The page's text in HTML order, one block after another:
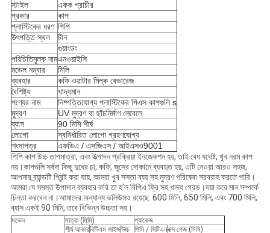
স্টাইল
একক প্রাচীর
প্রকার
কাপ
প্লাস্টিকের ধরণ পিপি
উৎপত্তি স্থল
চীন
গুয়াংডং
পরিচিতিমুলক নামএনওয়াইসি
মডেল নম্বার
মিলি
ব্যবহার
কফি ওয়াটার মিল্ক বেভারেজ
বৈশিষ্ট্য
খাদ্যমান
পণ্যের নাম
নিষ্পত্তিযোগ্য প্লাস্টিকের পিএস কাপগুলি s
মুদ্রণ
UV মুদ্রণ বা ছাঁচনির্মাণ লেবেলে
ব্যাস
90 মিমি শীর্ষ
লোগো
স্বনির্ধারিত লোগো গ্রহণযোগ্য
শংসাপত্র
এফডিএ / এসজিএস / আইএসও9001
পিপি কাপ উচ্চ তাপমাত্রা, এবং উত্পাদন প্রক্রিয়া ইনজেকশন হয়, তাই বেধ যথেষ্ট, খুব নরম কাপ
নয়।কাপগুলি সর্বদা কিছু দুধের চা, কফি, জুসের দোকানে ব্যবহৃত হয়, এটি নেওয়া আরও সহজ,
আপনার ব্র্যান্ডটি প্রিন্ট করা যায়, আমরা খুব সস্তা ব্যয় সহ মুদ্রণ পরিষেবা সরবরাহ করতে পারি।
আমরা যে সমস্ত উপাদান ব্যবহার করি তা হ'ল বিপিএ ফ্রি সহ খাদ্য গ্রেড।দয়া করে মান সম্পর্কে
চিন্তা করবেন না।আমাদের অন্যান্য ভলিউমও রয়েছে: 600 মিলি, 650 মিলি, এবং 700 মিলি,
ব্যাস একই 90 মিমি, তবে বিভিন্ন উচ্চতা সহ।
মডেল মাত্রা (মিমি)
প্যাকেজ
শীর্ষ আকারবিটিএম সাইজউচ্চ পিসি / সিটিএনবক্স গেজ (মিমি)